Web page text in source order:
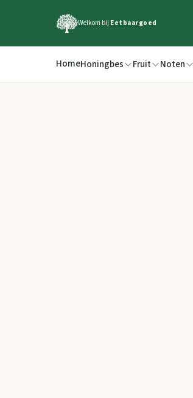
Welkom bij Eetbaargoed
HomeHoningbes Fruit Noten